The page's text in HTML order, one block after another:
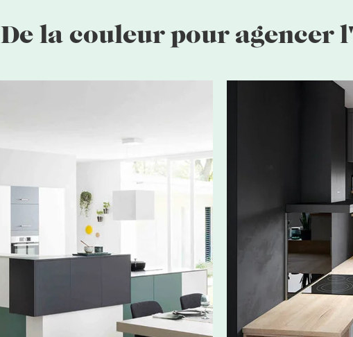
De la couleur pour agencer